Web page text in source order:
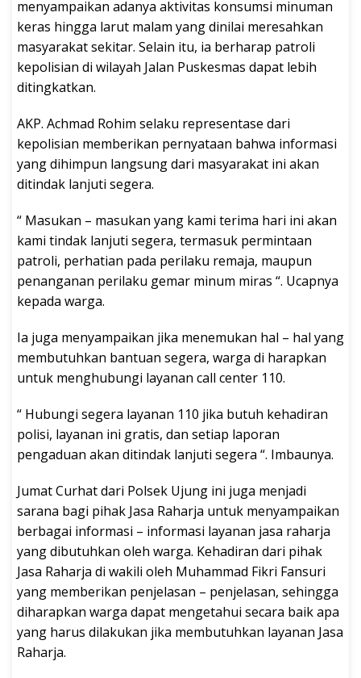
menyampaikan adanya aktivitas konsumsi minuman
keras hingga larut malam yang dinilai meresahkan
masyarakat sekitar. Selain itu, ia berharap patroli
kepolisian di wilayah Jalan Puskesmas dapat lebih
ditingkatkan.
AKP. Achmad Rohim selaku representase dari
kepolisian memberikan pernyataan bahwa informasi
yang dihimpun langsung dari masyarakat ini akan
ditindak lanjuti segera.
“ Masukan – masukan yang kami terima hari ini akan
kami tindak lanjuti segera, termasuk permintaan
patroli, perhatian pada perilaku remaja, maupun
penanganan perilaku gemar minum miras “. Ucapnya
kepada warga.
Ia juga menyampaikan jika menemukan hal – hal yang
membutuhkan bantuan segera, warga di harapkan
untuk menghubungi layanan call center 110.
“ Hubungi segera layanan 110 jika butuh kehadiran
polisi, layanan ini gratis, dan setiap laporan
pengaduan akan ditindak lanjuti segera “. Imbaunya.
Jumat Curhat dari Polsek Ujung ini juga menjadi
sarana bagi pihak Jasa Raharja untuk menyampaikan
berbagai informasi – informasi layanan jasa raharja
yang dibutuhkan oleh warga. Kehadiran dari pihak
Jasa Raharja di wakili oleh Muhammad Fikri Fansuri
yang memberikan penjelasan – penjelasan, sehingga
diharapkan warga dapat mengetahui secara baik apa
yang harus dilakukan jika membutuhkan layanan Jasa
Raharja.